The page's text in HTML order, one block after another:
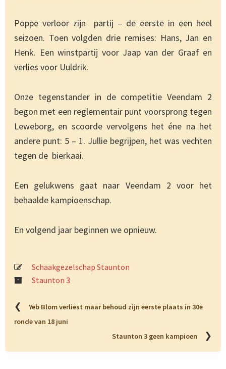
Poppe verloor zijn partij – de eerste in een heel
seizoen. Toen volgden drie remises: Hans, Jan en
Henk. Een winstpartij voor Jaap van der Graaf en
verlies voor Uuldrik.
Onze tegenstander in de competitie Veendam 2
begon met een reglementair punt voorsprong tegen
Leweborg, en scoorde vervolgens het éne na het
andere punt: 5 – 1. Jullie begrijpen, het was vechten
tegen de bierkaai.
Een gelukwens gaat naar Veendam 2 voor het
behaalde kampioenschap.
En volgend jaar beginnen we opnieuw.
Schaakgezelschap Staunton
Staunton 3
❮
Yeb Blom verliest maar behoud zijn eerste plaats in 30e
ronde van 18 juni
Staunton 3 geen kampioen
❯